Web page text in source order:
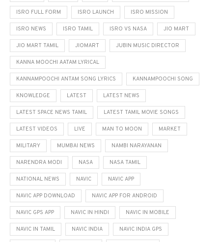
ISRO FULL FORM ISRO LAUNCH ISRO MISSION
ISRO NEWS ISRO TAMIL ISRO VS NASA JIO MART
JIO MART TAMIL JIOMART JUBIN MUSIC DIRECTOR
KANNA MOOCHI AATAM LYRICAL
KANNAMPOOCHI ANTAM SONG LYRICS KANNAMPOOCHI SONG
KNOWLEDGE LATEST LATEST NEWS
LATEST SPACE NEWS TAMIL LATEST TAMIL MOVIE SONGS
LATEST VIDEOS LIVE MAN TO MOON MARKET
MILITARY MUMBAI NEWS NAMBI NARAYANAN
NARENDRA MODI NASA NASA TAMIL
NATIONAL NEWS NAVIC NAVIC APP
NAVIC APP DOWNLOAD NAVIC APP FOR ANDROID
NAVIC GPS APP NAVIC IN HINDI NAVIC IN MOBILE
NAVIC IN TAMIL NAVIC INDIA NAVIC INDIA GPS